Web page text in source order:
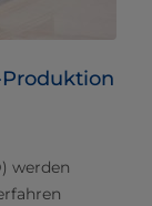
werden